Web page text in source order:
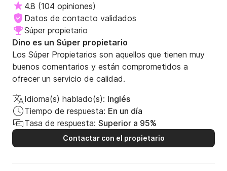
4.8 (104 opiniones)
Datos de contacto validados
Súper propietario
Dino es un Súper propietario
Los Súper Propietarios son aquellos que tienen muy
buenos comentarios y están comprometidos a
ofrecer un servicio de calidad.
Idioma(s) hablado(s): Inglés
Tiempo de respuesta: En un día
Tasa de respuesta: Superior a 95%
Contactar con el propietario